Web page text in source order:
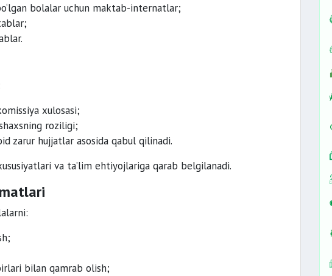
bolalar uchun maktab-internatlar;
xulosasi;
roziligi;
zarur hujjatlar asosida qabul qilinadi.
va ta’lim ehtiyojlariga qarab belgilanadi.
bilan qamrab olish;